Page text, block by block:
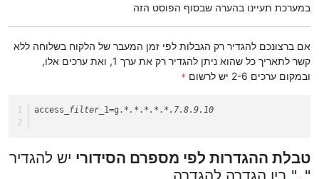
במערכת תעיינו בהערה שבסוף הפוסט הזה
אם ברצונכם להגדיר רק הגבלות לפי זמן המעבר של הלקוח בשלוחה ללא
קשר לתאריך כל שהוא ניתן להגדיר רק את ערך 1, ואת ערכים אלו,
ובמקום ערכים 2-6 יש לרשום
*
access _filter_ 1=g. *.* . *.* . *.7.8.9.10
טבלת ההגדרות לפי מספרם הסידורי יש להגדיר